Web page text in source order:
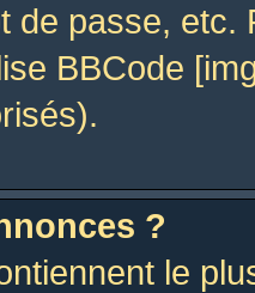
de passe,
BBCode
?
le